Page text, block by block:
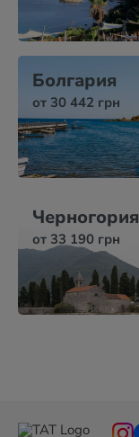
Болгария
от 30 442 грн
Черногория
от 33 190 грн